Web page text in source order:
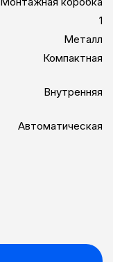
1
Металл
Компактная
Внутренняя
Автоматическая